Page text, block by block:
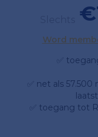
Word
✅
✅ net als
✅ toegang tot